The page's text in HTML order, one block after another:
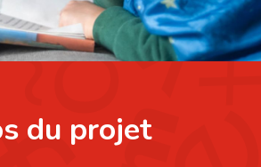
du projet